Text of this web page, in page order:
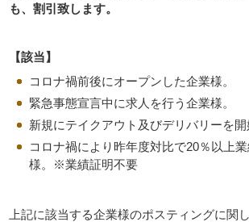
も、割引致します。
【該当】
コロナ禍前後にオープンした企業様。
緊急事態宣言中に求人を行う企業様。
新規にテイクアウト及びデリバリーを開
コロナ禍により昨年度対比で20％以上
様。※業績証明不要
上記に該当する企業様のポスティングに関